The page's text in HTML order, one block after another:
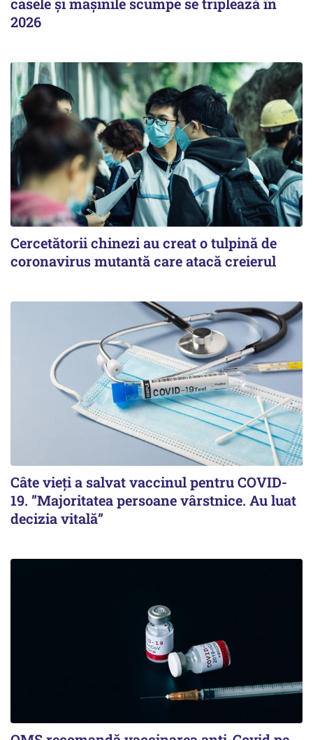
2026
Cercetătorii chinezi au creat o tulpină de
coronavirus mutantă care atacă creierul
Câte vieți a salvat vaccinul pentru COVID-
19. ”Majoritatea persoane vârstnice. Au luat
decizia vitală”